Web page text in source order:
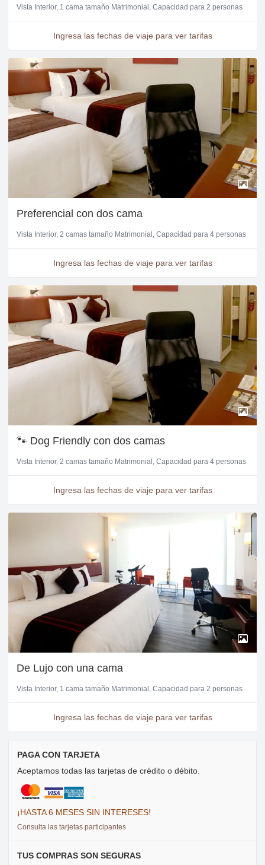
Vista Interior 1 cama tamaño Matrimonial Capacidad para 2 personas
Ingresa las fechas de viaje para ver tarifas
Preferencial con dos cama
Vista Interior 2 camas tamaño Matrimonial Capacidad para 4 personas
Ingresa las fechas de viaje para ver tarifas
🐾 Dog Friendly con dos camas
Vista Interior 2 camas tamaño Matrimonial Capacidad para 4 personas
Ingresa las fechas de viaje para ver tarifas
De Lujo con una cama
Vista Interior 1 cama tamaño Matrimonial Capacidad para 2 personas
Ingresa las fechas de viaje para ver tarifas
PAGA CON TARJETA
Aceptamos todas las tarjetas de crédito o débito.
¡HASTA 6 MESES SIN INTERESES!
Consulta las tarjetas participantes
TUS COMPRAS SON SEGURAS